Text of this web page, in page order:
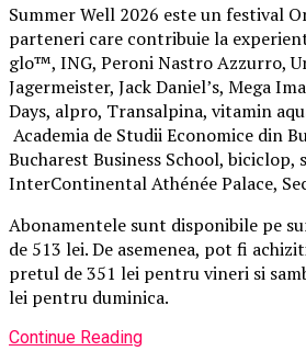
Summer Well 2026 este un festival
parteneri care contribuie la
glo™, ING, Peroni Nastro Azzurro,
Jagermeister, Jack Daniel’s, Mega
Days, alpro, Transalpina, vitamin
Academia de Studii Economice din
Bucharest Business School, biciclop,
InterContinental Athénée Palace,
Abonamentele sunt disponibile pe
de 513 lei. De asemenea, pot fi
pretul de 351 lei pentru vineri si
lei pentru duminica.
Continue Reading